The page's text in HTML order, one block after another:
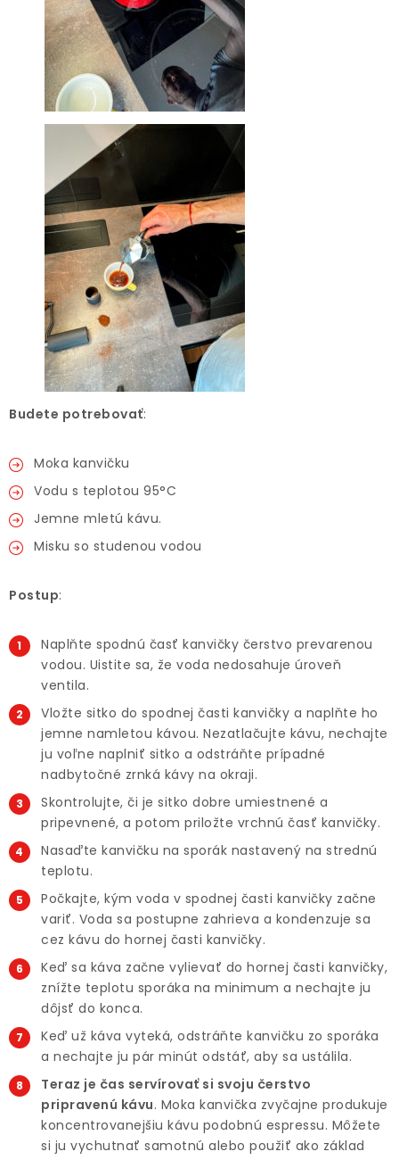
Budete potrebovať:
Moka kanvičku
Vodu s teplotou 95°C
Jemne mletú kávu.
Misku so studenou vodou
Postup:
Naplňte spodnú časť kanvičky čerstvo prevarenou
vodou. Uistite sa, že voda nedosahuje úroveň
ventila.
Vložte sitko do spodnej časti kanvičky a naplňte ho
jemne namletou kávou. Nezatlačujte kávu, nechajte
ju voľne naplniť sitko a odstráňte prípadné
nadbytočné zrnká kávy na okraji.
Skontrolujte, či je sitko dobre umiestnené a
pripevnené, a potom priložte vrchnú časť kanvičky.
Nasaďte kanvičku na sporák nastavený na strednú
teplotu.
Počkajte, kým voda v spodnej časti kanvičky začne
variť. Voda sa postupne zahrieva a kondenzuje sa
cez kávu do hornej časti kanvičky.
Keď sa káva začne vylievať do hornej časti kanvičky,
znížte teplotu sporáka na minimum a nechajte ju
dôjsť do konca.
Keď už káva vyteká, odstráňte kanvičku zo sporáka
a nechajte ju pár minút odstáť, aby sa ustálila.
Teraz je čas servírovať si svoju čerstvo
pripravenú kávu. Moka kanvička zvyčajne produkuje
koncentrovanejšiu kávu podobnú espressu. Môžete
si ju vychutnať samotnú alebo použiť ako základ